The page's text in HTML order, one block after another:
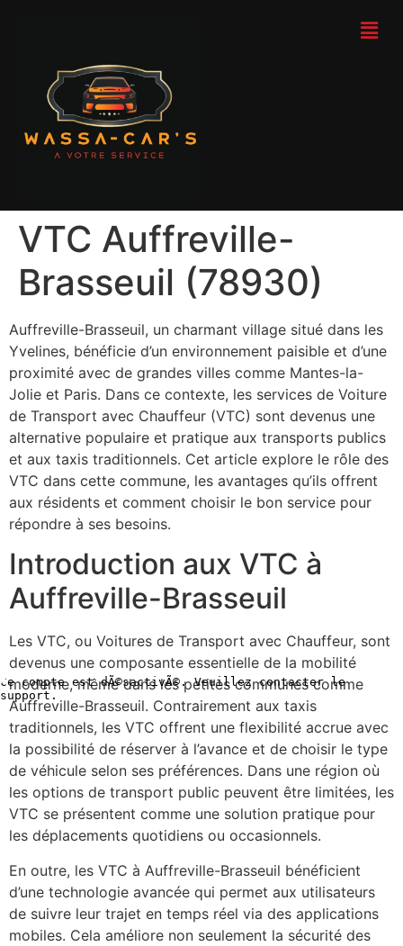
VTC Auffreville-
Brasseuil (78930)
Auffreville-Brasseuil, un charmant village situé dans les
Yvelines, bénéficie d’un environnement paisible et d’une
proximité avec de grandes villes comme Mantes-la-
Jolie et Paris. Dans ce contexte, les services de Voiture
de Transport avec Chauffeur (VTC) sont devenus une
alternative populaire et pratique aux transports publics
et aux taxis traditionnels. Cet article explore le rôle des
VTC dans cette commune, les avantages qu’ils offrent
aux résidents et comment choisir le bon service pour
répondre à ses besoins.
Introduction aux VTC à
Auffreville-Brasseuil
Les VTC, ou Voitures de Transport avec Chauffeur, sont
devenus une composante essentielle de la mobilité
moderne, même dans les petites communes comme
Auffreville-Brasseuil. Contrairement aux taxis
traditionnels, les VTC offrent une flexibilité accrue avec
la possibilité de réserver à l’avance et de choisir le type
de véhicule selon ses préférences. Dans une région où
les options de transport public peuvent être limitées, les
VTC se présentent comme une solution pratique pour
les déplacements quotidiens ou occasionnels.
En outre, les VTC à Auffreville-Brasseuil bénéficient
d’une technologie avancée qui permet aux utilisateurs
de suivre leur trajet en temps réel via des applications
mobiles. Cela améliore non seulement la sécurité des